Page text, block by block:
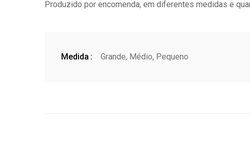
Produzido por encomenda, em diferentes medidas e
Medida Grande, Médio, Pequeno